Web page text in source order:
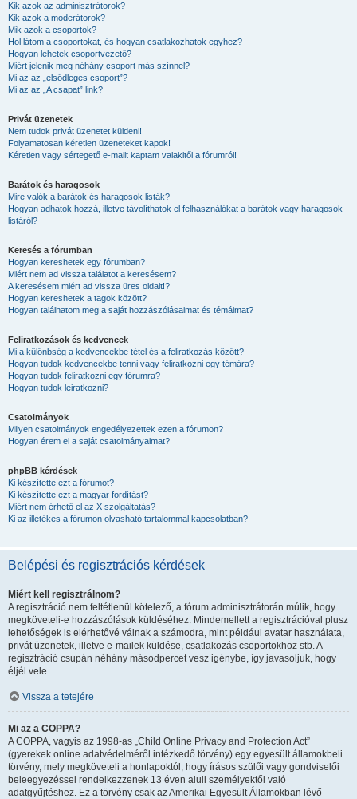
Kik azok az adminisztrátorok?
Kik azok a moderátorok?
Mik azok a csoportok?
Hol látom a csoportokat, és hogyan csatlakozhatok egyhez?
Hogyan lehetek csoportvezető?
Miért jelenik meg néhány csoport más színnel?
Mi az az „elsődleges csoport”?
Mi az az „A csapat” link?
Privát üzenetek
Nem tudok privát üzenetet küldeni!
Folyamatosan kéretlen üzeneteket kapok!
Kéretlen vagy sértegető e-mailt kaptam valakitől a fórumról!
Barátok és haragosok
Mire valók a barátok és haragosok listák?
Hogyan adhatok hozzá, illetve távolíthatok el felhasználókat a barátok vagy haragosok
listáról?
Keresés a fórumban
Hogyan kereshetek egy fórumban?
Miért nem ad vissza találatot a keresésem?
A keresésem miért ad vissza üres oldalt!?
Hogyan kereshetek a tagok között?
Hogyan találhatom meg a saját hozzászólásaimat és témáimat?
Feliratkozások és kedvencek
Mi a különbség a kedvencekbe tétel és a feliratkozás között?
Hogyan tudok kedvencekbe tenni vagy feliratkozni egy témára?
Hogyan tudok feliratkozni egy fórumra?
Hogyan tudok leiratkozni?
Csatolmányok
Milyen csatolmányok engedélyezettek ezen a fórumon?
Hogyan érem el a saját csatolmányaimat?
phpBB kérdések
Ki készítette ezt a fórumot?
Ki készítette ezt a magyar fordítást?
Miért nem érhető el az X szolgáltatás?
Ki az illetékes a fórumon olvasható tartalommal kapcsolatban?
Belépési és regisztrációs kérdések
Miért kell regisztrálnom?
A regisztráció nem feltétlenül kötelező, a fórum adminisztrátorán múlik, hogy
megköveteli-e hozzászólások küldéséhez. Mindemellett a regisztrációval plusz
lehetőségek is elérhetővé válnak a számodra, mint például avatar használata,
privát üzenetek, illetve e-mailek küldése, csatlakozás csoportokhoz stb. A
regisztráció csupán néhány másodpercet vesz igénybe, így javasoljuk, hogy
éljél vele.
Vissza a tetejére
Mi az a COPPA?
A COPPA, vagyis az 1998-as „Child Online Privacy and Protection Act”
(gyerekek online adatvédelméről intézkedő törvény) egy egyesült államokbeli
törvény, mely megköveteli a honlapoktól, hogy írásos szülői vagy gondviselői
beleegyezéssel rendelkezzenek 13 éven aluli személyektől való
adatgyűjtéshez. Ez a törvény csak az Amerikai Egyesült Államokban lévő